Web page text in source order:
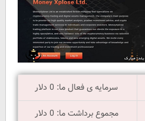
سرمایه ی فعال ما: 0 دلار
مجموع برداشت ما: 0 دلار